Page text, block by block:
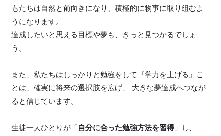
もたちは自然と前向きになり、積極的に物事に取り組むよ
うになります。
達成したいと思える目標や夢も、きっと見つかるでしょ
う。
また、私たちはしっかりと勉強をして『学力を上げる』こ
とは、確実に将来の選択肢を広げ、 大きな夢達成へつなが
ると信じています。
生徒一人ひとりが「自分に合った勉強方法を習得」し、